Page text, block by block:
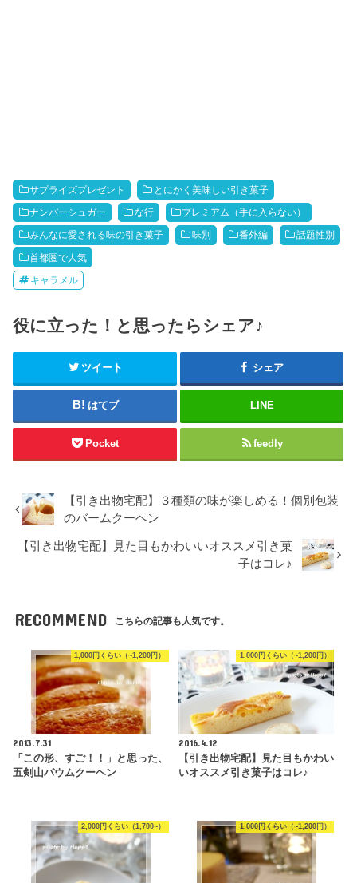
サプライズプレゼント とにかく美味しい引き菓子
ナンバーシュガー な行 プレミアム（手に入らない）
みんなに愛される味の引き菓子 味別 番外編 話題性別
首都圏で人気
キャラメル
役に立った！と思ったらシェア♪
ツイート シェア
はてブ LINE
Pocket feedly
【引き出物宅配】３種類の味が楽しめる！個別包装
のバームクーヘン
【引き出物宅配】見た目もかわいいオススメ引き菓
子はコレ♪
RECOMMEND こちらの記事も人気です。
1,000円くらい（~1,200円）
2013.7.31
「この形、すご！！」と思った、
五剣山バウムクーヘン
1,000円くらい（~1,200円）
2016.4.12
【引き出物宅配】見た目もかわい
いオススメ引き菓子はコレ♪
2,000円くらい（1,700~） 1,000円くらい（~1,200円）